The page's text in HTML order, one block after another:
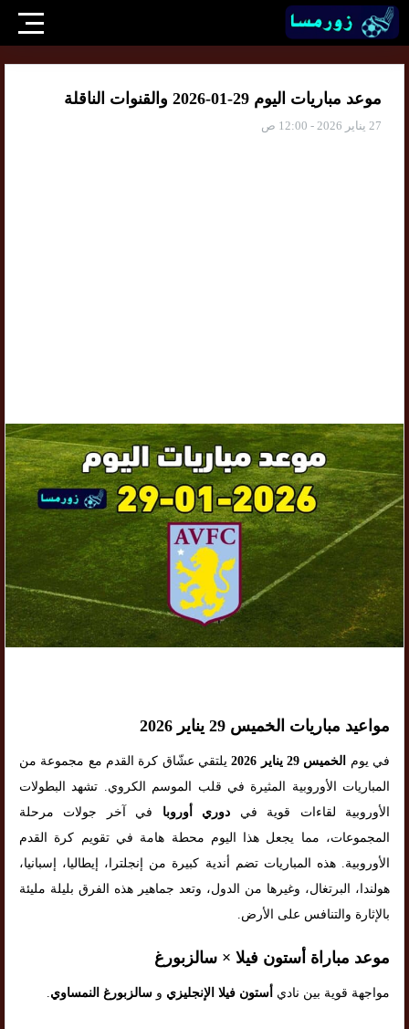
موعد مباريات اليوم 29-01-2026 والقنوات الناقلة
27 يناير 2026 - 12:00 ص
مواعيد مباريات الخميس 29 يناير 2026
في يوم الخميس 29 يناير 2026
يلتقي عشّاق كرة القدم مع مجموعة من
المباريات الأوروبية المثيرة في قلب الموسم الكروي. تشهد البطولات
الأوروبية لقاءات قوية في دوري أوروبا في آخر جولات مرحلة
المجموعات، مما يجعل هذا اليوم محطة هامة في تقويم كرة القدم
الأوروبية. هذه المباريات تضم أندية كبيرة من إنجلترا، إيطاليا، إسبانيا،
هولندا، البرتغال، وغيرها من الدول، وتعد جماهير هذه الفرق بليلة مليئة
بالإثارة والتنافس على الأرض.
موعد مباراة أستون فيلا × سالزبورغ
مواجهة قوية بين نادي أستون فيلا الإنجليزي و سالزبورغ النمساوي.